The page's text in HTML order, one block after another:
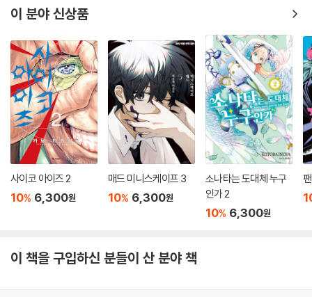
이 분야 신상품
사이코 아이즈 2
10% 6,300원
매드 미니스케이프 3
10% 6,300원
소나타는 도대체 누구
인가 2
10% 6,300원
이 책을 구입하신 분들이 산 분야 책